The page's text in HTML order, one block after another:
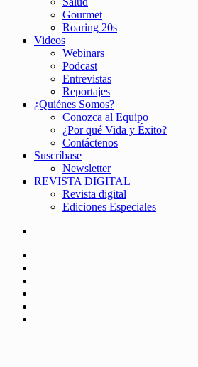
Gourmet
Roaring 20s
Videos
Webinars
Podcast
Entrevistas
Reportajes
¿Quiénes Somos?
Conozca al Equipo
¿Por qué Vida y Éxito?
Contáctenos
Suscríbase
Newsletter
REVISTA DIGITAL
Revista digital
Ediciones Especiales